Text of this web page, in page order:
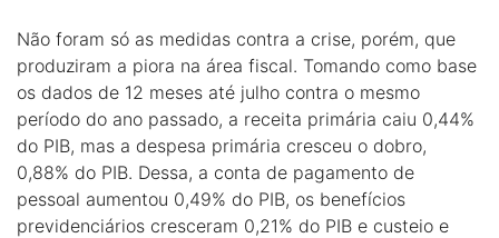
Não foram só as medidas contra a crise, porém, que
produziram a piora na área fiscal. Tomando como base
os dados de 12 meses até julho contra o mesmo
período do ano passado, a receita primária caiu 0,44%
do PIB, mas a despesa primária cresceu o dobro,
0,88% do PIB. Dessa, a conta de pagamento de
pessoal aumentou 0,49% do PIB, os benefícios
previdenciários cresceram 0,21% do PIB e custeio e